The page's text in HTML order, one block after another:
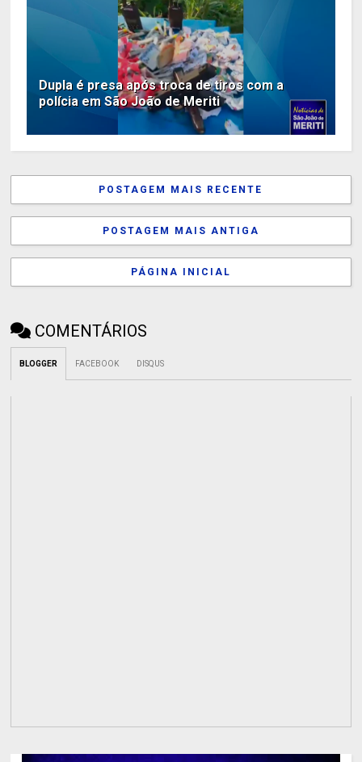
Dupla é presa após troca de tiros com a
polícia em São João de Meriti
POSTAGEM MAIS RECENTE
POSTAGEM MAIS ANTIGA
PÁGINA INICIAL
COMENTÁRIOS
BLOGGER FACEBOOK DISQUS